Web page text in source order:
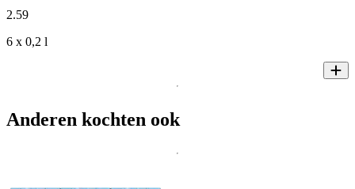
2.59
6 x 0,2 l
Anderen kochten ook